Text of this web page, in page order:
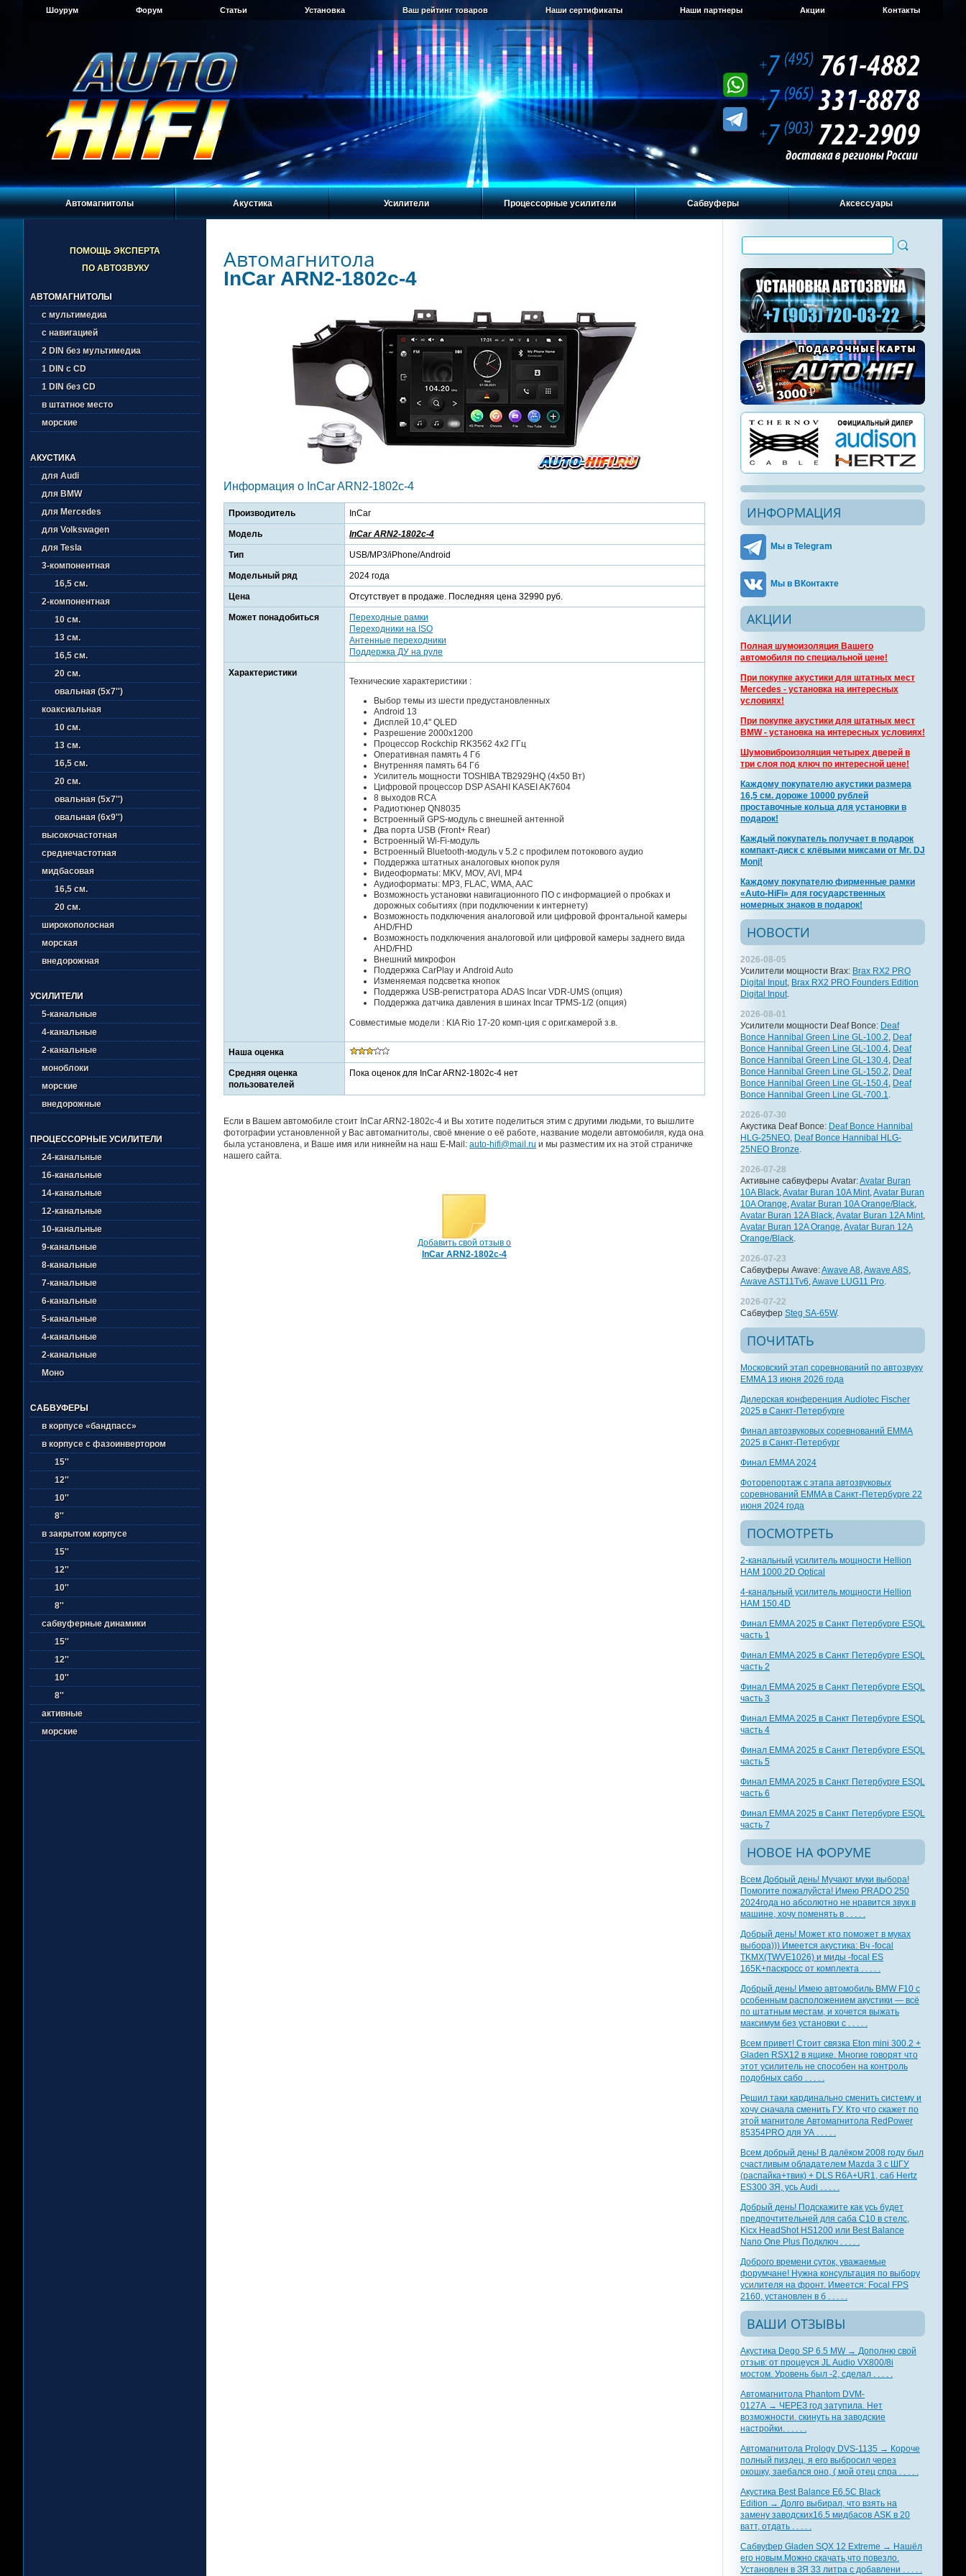
Шоурум Форум Статьи Установка Ваш рейтинг товаров Наши сертификаты Наши партнеры Акции Контакты
Автомагнитолы Акустика Усилители Процессорные усилители Сабвуферы Аксессуары
ПОМОЩЬ ЭКСПЕРТА
ПО АВТОЗВУКУ
АВТОМАГНИТОЛЫ
с мультимедиа
с навигацией
2 DIN без мультимедиа
1 DIN с CD
1 DIN без CD
в штатное место
морские
АКУСТИКА
для Audi
для BMW
для Mercedes
для Volkswagen
для Tesla
3-компонентная
16,5 см.
2-компонентная
10 см.
13 см.
16,5 см.
20 см.
овальная (5х7'')
коаксиальная
10 см.
13 см.
16,5 см.
20 см.
овальная (5х7'')
овальная (6х9'')
высокочастотная
среднечастотная
мидбасовая
16,5 см.
20 см.
широкополосная
морская
внедорожная
УСИЛИТЕЛИ
5-канальные
4-канальные
2-канальные
моноблоки
морские
внедорожные
ПРОЦЕССОРНЫЕ УСИЛИТЕЛИ
24-канальные
16-канальные
14-канальные
12-канальные
10-канальные
9-канальные
8-канальные
7-канальные
6-канальные
5-канальные
4-канальные
2-канальные
Моно
САБВУФЕРЫ
в корпусе «бандпасс»
в корпусе с фазоинвертором
15''
12''
10''
8''
в закрытом корпусе
15''
12''
10''
8''
сабвуферные динамики
15''
12''
10''
8''
активные
морские
Автомагнитола
InCar ARN2-1802c-4
Информация о InCar ARN2-1802c-4
Производитель InCar
Модель InCar ARN2-1802c-4
Тип USB/MP3/iPhone/Android
Модельный ряд 2024 года
Цена Отсутствует в продаже. Последняя цена 32990 руб.
Может понадобиться
Переходные рамки
Переходники на ISO
Антенные переходники
Поддержка ДУ на руле
Характеристики
Технические характеристики :
Выбор темы из шести предустановленных
Android 13
Дисплей 10,4" QLED
Разрешение 2000x1200
Процессор Rockchip RK3562 4x2 ГГц
Оперативная память 4 Гб
Внутренняя память 64 Гб
Усилитель мощности TOSHIBA TB2929HQ (4x50 Вт)
Цифровой процессор DSP ASAHI KASEI AK7604
8 выходов RCA
Радиотюнер QN8035
Встроенный GPS-модуль с внешней антенной
Два порта USB (Front+ Rear)
Встроенный Wi-Fi-модуль
Встроенный Bluetooth-модуль v 5.2 с профилем потокового аудио
Поддержка штатных аналоговых кнопок руля
Видеоформаты: MKV, MOV, AVI, MP4
Аудиоформаты: MP3, FLAC, WMA, AAC
Возможность установки навигационного ПО с информацией о пробках и
дорожных событиях (при подключении к интернету)
Возможность подключения аналоговой или цифровой фронтальной камеры
AHD/FHD
Возможность подключения аналоговой или цифровой камеры заднего вида
AHD/FHD
Внешний микрофон
Поддержка CarPlay и Android Auto
Изменяемая подсветка кнопок
Поддержка USB-регистратора ADAS Incar VDR-UMS (опция)
Поддержка датчика давления в шинах Incar TPMS-1/2 (опция)
Совместимые модели : KIA Rio 17-20 комп-ция с ориг.камерой з.в.
Наша оценка
Средняя оценка
пользователей
Пока оценок для InCar ARN2-1802c-4 нет
Если в Вашем автомобиле стоит InCar ARN2-1802c-4 и Вы хотите поделиться этим с другими людьми, то вышлите
фотографии установленной у Вас автомагнитолы, своё мнение о её работе, название модели автомобиля, куда она
была установлена, и Ваше имя или никнейм на наш E-Mail: auto-hifi@mail.ru и мы разместим их на этой страничке
нашего сайта.
Добавить свой отзыв о
InCar ARN2-1802c-4
ИНФОРМАЦИЯ
Мы в Telegram
Мы в ВКонтакте
АКЦИИ
Полная шумоизоляция Вашего
автомобиля по специальной цене!
При покупке акустики для штатных мест
Mercedes - установка на интересных
условиях!
При покупке акустики для штатных мест
BMW - установка на интересных условиях!
Шумовиброизоляция четырех дверей в
три слоя под ключ по интересной цене!
Каждому покупателю акустики размера
16,5 см. дороже 10000 рублей
проставочные кольца для установки в
подарок!
Каждый покупатель получает в подарок
компакт-диск с клёвыми миксами от Mr. DJ
Monj!
Каждому покупателю фирменные рамки
«Auto-HiFi» для государственных
номерных знаков в подарок!
НОВОСТИ
2026-08-05
Усилители мощности Brax: Brax RX2 PRO
Digital Input, Brax RX2 PRO Founders Edition
Digital Input.
2026-08-01
Усилители мощности Deaf Bonce: Deaf
Bonce Hannibal Green Line GL-100.2, Deaf
Bonce Hannibal Green Line GL-100.4, Deaf
Bonce Hannibal Green Line GL-130.4, Deaf
Bonce Hannibal Green Line GL-150.2, Deaf
Bonce Hannibal Green Line GL-150.4, Deaf
Bonce Hannibal Green Line GL-700.1.
2026-07-30
Акустика Deaf Bonce: Deaf Bonce Hannibal
HLG-25NEO, Deaf Bonce Hannibal HLG-
25NEO Bronze.
2026-07-28
Активыне сабвуферы Avatar:Avatar Buran
10A Black,Avatar Buran 10A Mint,Avatar Buran
10A Orange,Avatar Buran 10A Orange/Black,
Avatar Buran 12A Black,Avatar Buran 12A Mint,
Avatar Buran 12A Orange,Avatar Buran 12A
Orange/Black.
2026-07-23
Сабвуферы Awave:Awave A8,Awave A8S,
Awave AST11Tv6,Awave LUG11 Pro.
2026-07-22
Сабвуфер Steg SA-65W.
ПОЧИТАТЬ
Московский этап соревнований по автозвуку
EMMA 13 июня 2026 года
Дилерская конференция Audiotec Fischer
2025 в Санкт-Петербурге
Финал автозвуковых соревнований EMMA
2025 в Санкт-Петербург
Финал EMMA 2024
Фоторепортаж с этапа автозвуковых
соревнований EMMA в Санкт-Петербурге 22
июня 2024 года
ПОСМОТРЕТЬ
2-канальный усилитель мощности Hellion
HAM 1000.2D Optical
4-канальный усилитель мощности Hellion
HAM 150.4D
Финал EMMA 2025 в Санкт Петербурге ESQL
часть 1
Финал EMMA 2025 в Санкт Петербурге ESQL
часть 2
Финал EMMA 2025 в Санкт Петербурге ESQL
часть 3
Финал EMMA 2025 в Санкт Петербурге ESQL
часть 4
Финал EMMA 2025 в Санкт Петербурге ESQL
часть 5
Финал EMMA 2025 в Санкт Петербурге ESQL
часть 6
Финал EMMA 2025 в Санкт Петербурге ESQL
часть 7
НОВОЕ НА ФОРУМЕ
Всем Добрый день! Мучают муки выбора!
Помогите пожалуйста! Имею PRADO 250
2024года но абсолютно не нравится звук в
машине, хочу поменять в . . . . .
Добрый день! Может кто поможет в муках
выбора))) Имеется акустика: Вч -focal
TKMX(TWVE1026) и миды -focal ES
165K+паскросс от комплекта . . . . .
Добрый день! Имею автомобиль BMW F10 с
особенным расположением акустики — всё
по штатным местам, и хочется выжать
максимум без установки с . . . . .
Всем привет! Стоит связка Eton mini 300.2 +
Gladen RSX12 в ящике. Многие говорят что
этот усилитель не способен на контроль
подобных сабо . . . . .
Решил таки кардинально сменить систему и
хочу сначала сменить ГУ. Кто что скажет по
этой магнитоле Автомагнитола RedPower
85354PRO для УА . . . . .
Всем добрый день! В далёком 2008 году был
счастливым обладателем Mazda 3 с ШГУ
(распайка+твик) + DLS R6A+UR1, саб Hertz
ES300 ЗЯ, усь Audi . . . . .
Добрый день! Подскажите как усь будет
предпочтительней для саба С10 в стелс,
Kicx HeadShot HS1200 или Best Balance
Nano One Plus Подключ . . . . .
Доброго времени суток, уважаемые
форумчане! Нужна консультация по выбору
усилителя на фронт. Имеется: Focal FPS
2160, установлен в б . . . . .
ВАШИ ОТЗЫВЫ
Акустика Dego SP 6.5 MW → Дополню свой
отзыв: от процеуся JL Audio VX800/8i
мостом. Уровень был -2, сделал . . . . .
Автомагнитола Phantom DVM-
0127A → ЧЕРЕЗ год затупила. Нет
возможности. скинуть на заводские
настройки. . . . . .
Автомагнитола Prology DVS-1135 → Короче
полный пиздец, я его выбросил через
окошку, заебался оно, ( мой отец спра . . . . .
Акустика Best Balance E6.5C Black
Edition → Долго выбирал, что взять на
замену заводских16.5 мидбасов ASK в 20
ватт, отдать . . . . .
Сабвуфер Gladen SQX 12 Extreme → Нашёл
его новым.Можно скачать,что повезло.
Установлен в ЗЯ 33 литра с добавлени . . . . .